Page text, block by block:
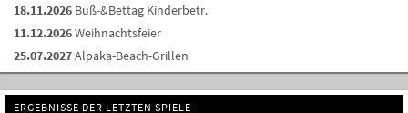
18.11.2026 Buß-&Bettag Kinderbetr.
11.12.2026Weihnachtsfeier
25.07.2027Alpaka-Beach-Grillen
ERGEBNISSE DER LETZTEN SPIELE